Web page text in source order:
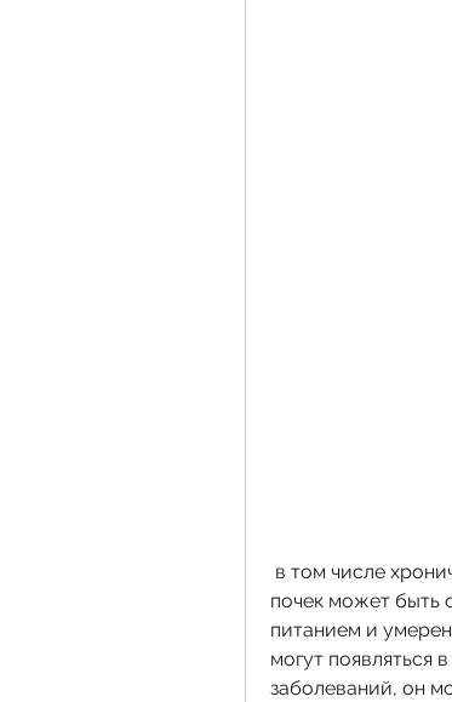
почек может быть
питанием и
могут появляться
заболеваний, он